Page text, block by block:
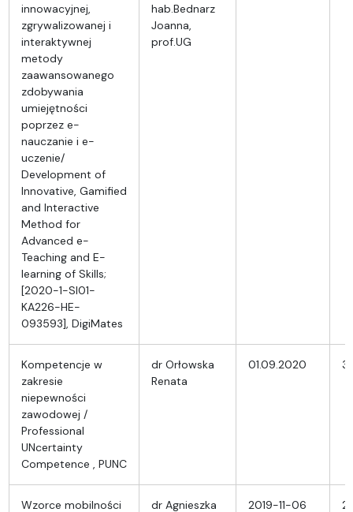
innowacyjnej,
zgrywalizowanej i
interaktywnej
metody
zaawansowanego
zdobywania
umiejętności
poprzez e-
nauczanie i e-
uczenie/
Development of
Innovative, Gamified
and Interactive
Method for
Advanced e-
Teaching and E-
learning of Skills;
[2020-1-SI01-
KA226-HE-
093593], DigiMates
hab.Bednarz
Joanna,
prof.UG
Kompetencje w
zakresie
niepewności
zawodowej /
Professional
UNcertainty
Competence , PUNC
dr Orłowska
Renata
01.09.2020
Wzorce mobilności dr Agnieszka 2019-11-06